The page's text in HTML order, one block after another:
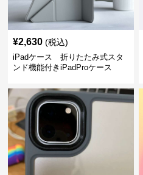
¥2,630 (税込)
iPadケース 折りたたみ式スタ
ンド機能付きiPadProケース